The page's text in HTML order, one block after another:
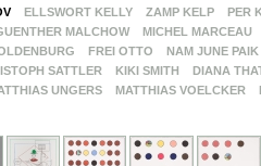
ELLSWORT KELLY ZAMP KELP PER
MALCHOW MICHEL MARCEAU
FREI OTTO NAM JUNE PAIK
SATTLER KIKI SMITH DIANA
UNGERS MATTHIAS VOELCKER